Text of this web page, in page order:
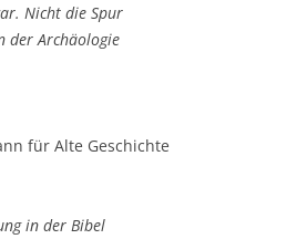
Nicht die Spur
der Archäologie
für Alte Geschichte
in der Bibel